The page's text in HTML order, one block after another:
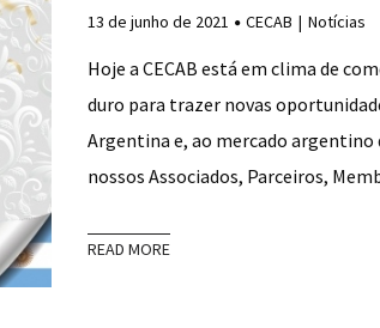
13 de junho de 2021 CECAB Notícias
Hoje a CECAB está em clima de
duro para trazer novas
Argentina e, ao mercado argentino
nossos Associados, Parceiros,
READ MORE